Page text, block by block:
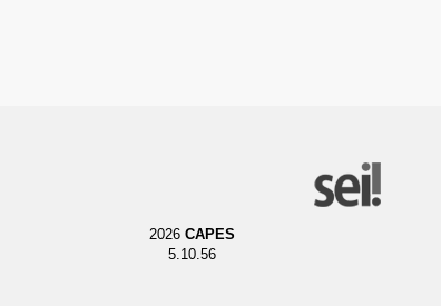
2026 CAPES
5.10.56